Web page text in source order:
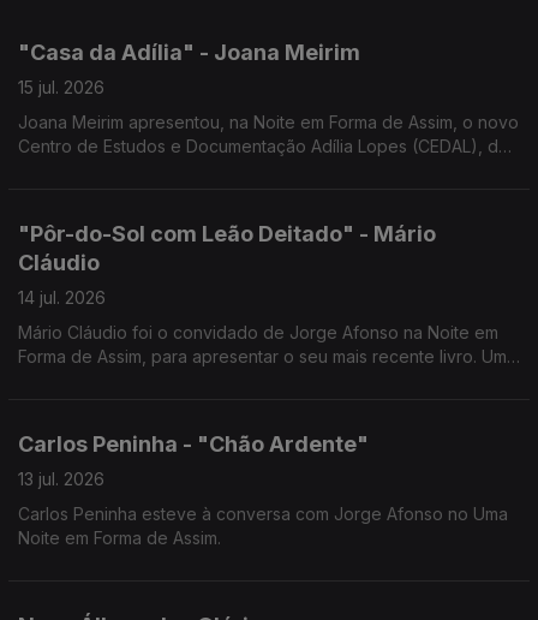
"Casa da Adília" - Joana Meirim
15 jul. 2026
Joana Meirim apresentou, na Noite em Forma de Assim, o novo
Centro de Estudos e Documentação Adília Lopes (CEDAL), da
"Pôr-do-Sol com Leão Deitado" - Mário
Cláudio
14 jul. 2026
Mário Cláudio foi o convidado de Jorge Afonso na Noite em
Forma de Assim, para apresentar o seu mais recente livro. Uma
Carlos Peninha - "Chão Ardente"
13 jul. 2026
Carlos Peninha esteve à conversa com Jorge Afonso no Uma
Noite em Forma de Assim.